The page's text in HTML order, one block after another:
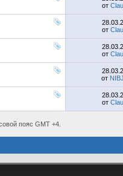
от
от
от
от
от
пояс GMT +4.